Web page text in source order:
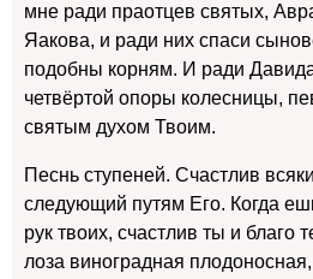
мне ради праотцев святых,
Яакова, и ради них спаси
подобны корням. И ради
четвёртой опоры колесницы,
святым духом Твоим.
Песнь ступеней. Счастлив
следующий путям Его. Когда
рук твоих, счастлив ты и благо
лоза виноградная